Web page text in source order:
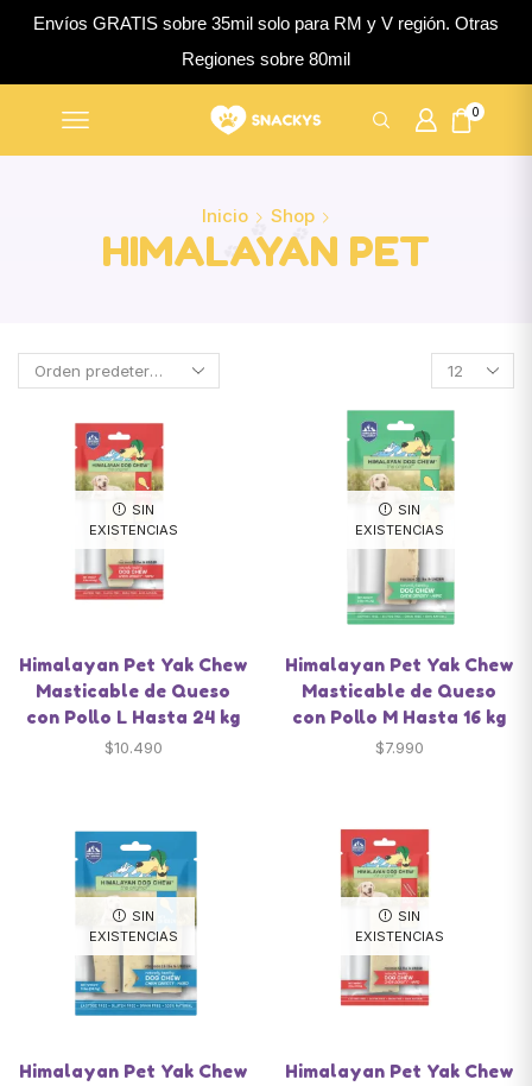
Envíos GRATIS sobre 35mil solo para RM y V región. Otras
Regiones sobre 80mil
0
Inicio Shop
HIMALAYAN PET
SIN
EXISTENCIAS
Himalayan Pet Yak Chew
Masticable de Queso
con Pollo L Hasta 24 kg
$10.490
SIN
EXISTENCIAS
Himalayan Pet Yak Chew
Masticable de Queso
con Pollo M Hasta 16 kg
$7.990
SIN
EXISTENCIAS
Himalayan Pet Yak Chew
SIN
EXISTENCIAS
Himalayan Pet Yak Chew